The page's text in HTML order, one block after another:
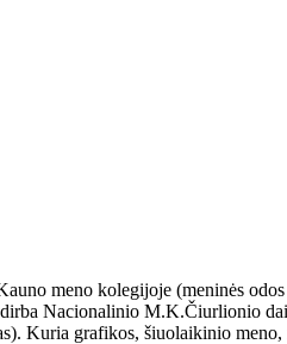
meno kolegijoje (meninės
Nacionalinio M.K.Čiurlionio
Kuria grafikos, šiuolaikinio